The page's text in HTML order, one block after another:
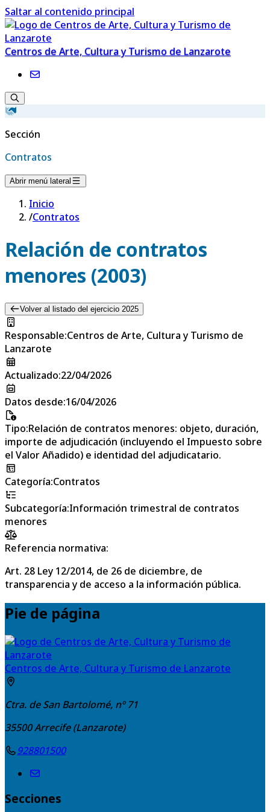
Saltar al contenido principal
Centros de Arte, Cultura y Turismo de Lanzarote
Sección
Contratos
Abrir menú lateral
Inicio
/Contratos
Relación de contratos
menores (2003)
Volver al listado del ejercicio 2025
Responsable:Centros de Arte, Cultura y Turismo de
Lanzarote
Actualizado:22/04/2026
Datos desde:16/04/2026
Tipo:Relación de contratos menores: objeto, duración,
importe de adjudicación (incluyendo el Impuesto sobre
el Valor Añadido) e identidad del adjudicatario.
Categoría:Contratos
Subcategoría:Información trimestral de contratos
menores
Referencia normativa:
Art. 28 Ley 12/2014, de 26 de diciembre, de
transparencia y de acceso a la información pública.
Pie de página
Centros de Arte, Cultura y Turismo de Lanzarote
Ctra. de San Bartolomé, nº 71
35500Arrecife (Lanzarote)
928801500
Secciones